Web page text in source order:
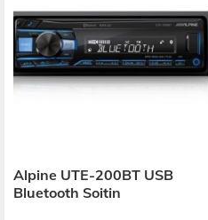
Alpine UTE-200BT USB
Bluetooth Soitin